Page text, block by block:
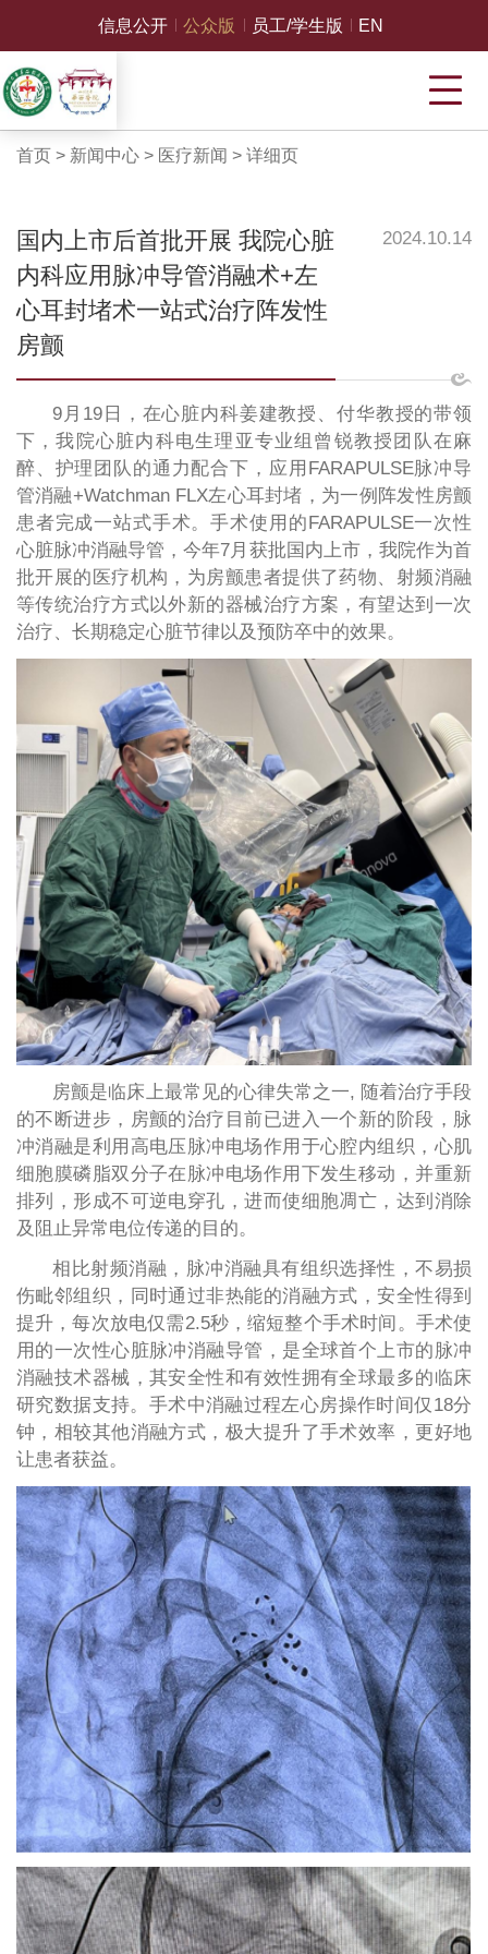
信息公开 公众版 员工/学生版 EN
首页 > 新闻中心> 医疗新闻 > 详细页
国内上市后首批开展 我院心脏
内科应用脉冲导管消融术+左
心耳封堵术一站式治疗阵发性
房颤
2024.10.14
9月19日，在心脏内科姜建教授、付华教授的带领
下，我院心脏内科电生理亚专业组曾锐教授团队在麻
醉、护理团队的通力配合下，应用FARAPULSE脉冲导
管消融+Watchman FLX左心耳封堵，为一例阵发性房颤
患者完成一站式手术。手术使用的FARAPULSE一次性
心脏脉冲消融导管，今年7月获批国内上市，我院作为首
批开展的医疗机构，为房颤患者提供了药物、射频消融
等传统治疗方式以外新的器械治疗方案，有望达到一次
治疗、长期稳定心脏节律以及预防卒中的效果。
房颤是临床上最常见的心律失常之一, 随着治疗手段
的不断进步，房颤的治疗目前已进入一个新的阶段，脉
冲消融是利用高电压脉冲电场作用于心腔内组织，心肌
细胞膜磷脂双分子在脉冲电场作用下发生移动，并重新
排列，形成不可逆电穿孔，进而使细胞凋亡，达到消除
及阻止异常电位传递的目的。
相比射频消融，脉冲消融具有组织选择性，不易损
伤毗邻组织，同时通过非热能的消融方式，安全性得到
提升，每次放电仅需2.5秒，缩短整个手术时间。手术使
用的一次性心脏脉冲消融导管，是全球首个上市的脉冲
消融技术器械，其安全性和有效性拥有全球最多的临床
研究数据支持。手术中消融过程左心房操作时间仅18分
钟，相较其他消融方式，极大提升了手术效率，更好地
让患者获益。